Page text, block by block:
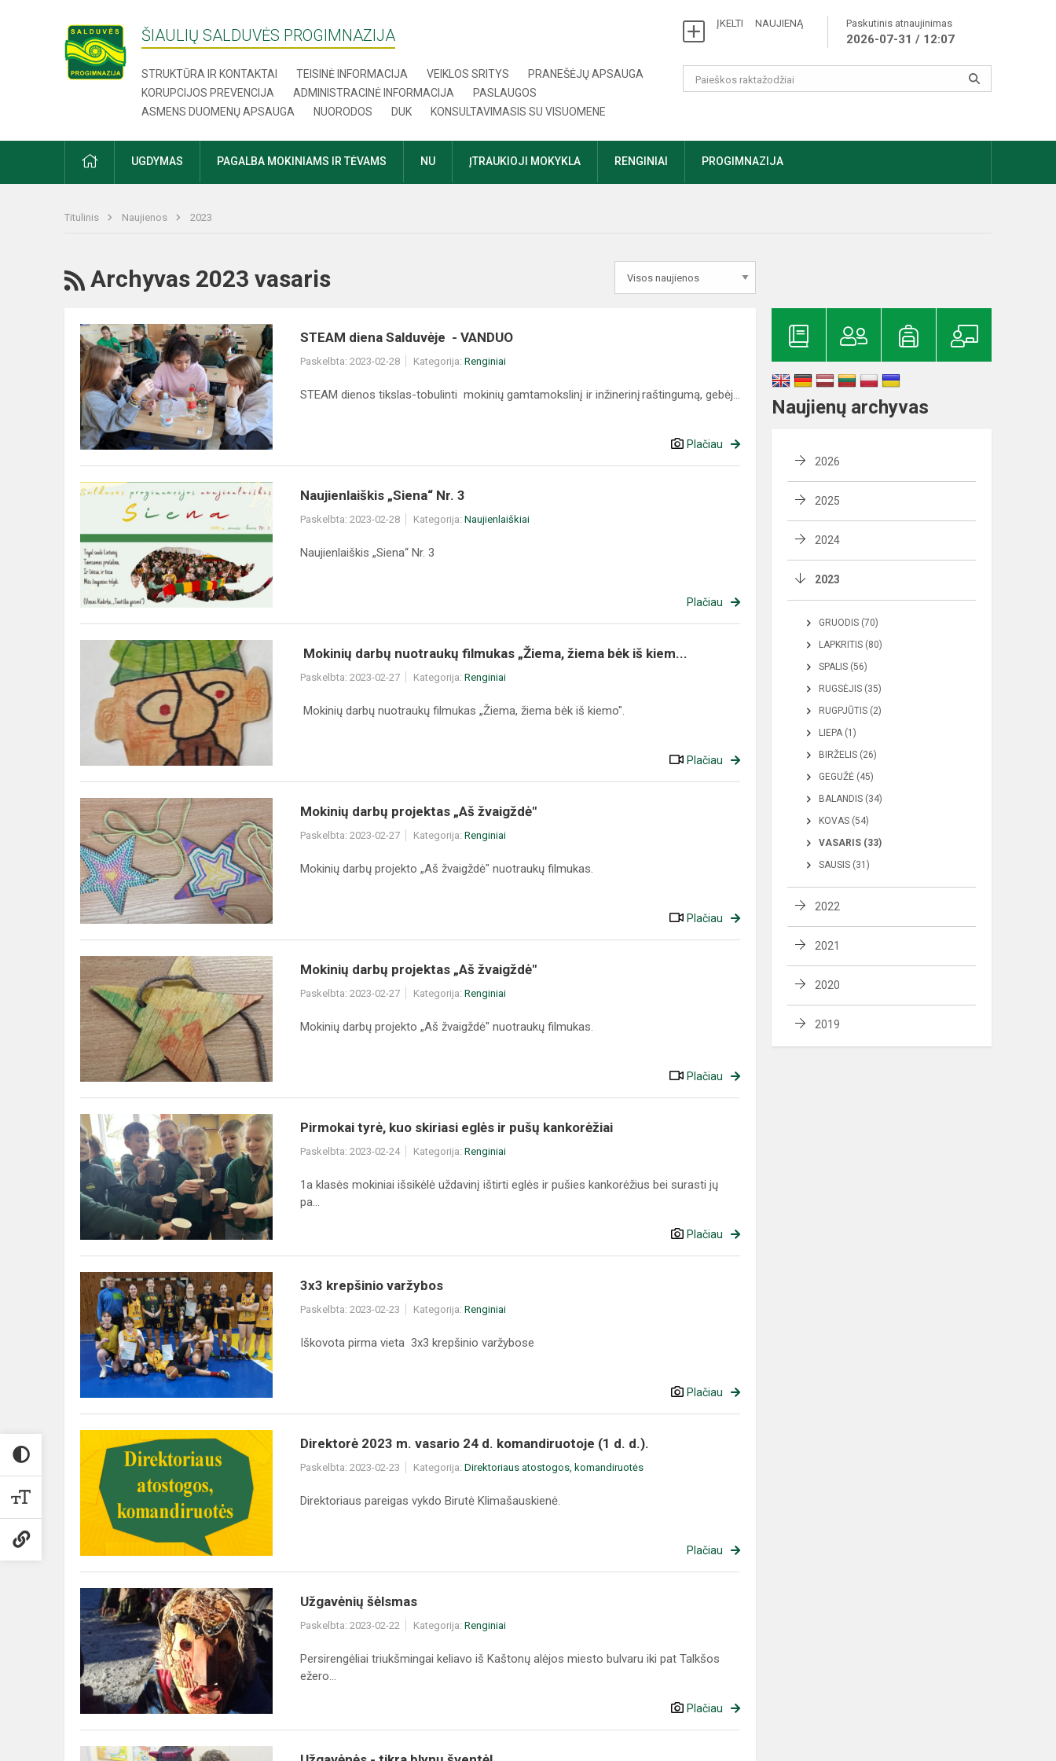
ŠIAULIŲ SALDUVĖS PROGIMNAZIJA
STRUKTŪRA IR KONTAKTAI TEISINĖ INFORMACIJA VEIKLOS SRITYS
PRANEŠĖJŲ APSAUGA
KORUPCIJOS PREVENCIJA
ADMINISTRACINĖ INFORMACIJA
PASLAUGOS
ASMENS DUOMENŲ APSAUGA
NUORODOS DUK KONSULTAVIMASIS SU VISUOMENE
ĮKELTI NAUJIENĄ Paskutinis atnaujinimas
2026-07-31 / 12:07
UGDYMAS PAGALBA MOKINIAMS IR TĖVAMS NU ĮTRAUKIOJI MOKYKLA RENGINIAI PROGIMNAZIJA
Titulinis Naujienos 2023
Archyvas 2023 vasaris
STEAM diena Salduvėje - VANDUO
Paskelbta: 2023-02-28 Kategorija: Renginiai
STEAM dienos tikslas-tobulinti mokinių gamtamokslinį ir inžinerinį raštingumą, gebėj...
Plačiau
Naujienlaiškis „Siena“ Nr. 3
Paskelbta: 2023-02-28 Kategorija: Naujienlaiškiai
Naujienlaiškis „Siena“ Nr. 3
Plačiau
Mokinių darbų nuotraukų filmukas „Žiema, žiema bėk iš kiem...
Paskelbta: 2023-02-27 Kategorija: Renginiai
Mokinių darbų nuotraukų filmukas „Žiema, žiema bėk iš kiemo".
Plačiau
Mokinių darbų projektas „Aš žvaigždė"
Paskelbta: 2023-02-27 Kategorija: Renginiai
Mokinių darbų projekto „Aš žvaigždė" nuotraukų filmukas.
Plačiau
Mokinių darbų projektas „Aš žvaigždė"
Paskelbta: 2023-02-27 Kategorija: Renginiai
Mokinių darbų projekto „Aš žvaigždė" nuotraukų filmukas.
Plačiau
Pirmokai tyrė, kuo skiriasi eglės ir pušų kankorėžiai
Paskelbta: 2023-02-24 Kategorija: Renginiai
1a klasės mokiniai išsikėlė uždavinį ištirti eglės ir pušies kankorėžius bei surasti jų
pa...
Plačiau
3x3 krepšinio varžybos
Paskelbta: 2023-02-23 Kategorija: Renginiai
Iškovota pirma vieta 3x3 krepšinio varžybose
Plačiau
Direktorė 2023 m. vasario 24 d. komandiruotoje (1 d. d.).
Paskelbta: 2023-02-23 Kategorija: Direktoriaus atostogos, komandiruotės
Direktoriaus pareigas vykdo Birutė Klimašauskienė.
Plačiau
Užgavėnių šėlsmas
Paskelbta: 2023-02-22 Kategorija: Renginiai
Persirengėliai triukšmingai keliavo iš Kaštonų alėjos miesto bulvaru iki pat Talkšos
ežero...
Plačiau
Naujienų archyvas
2026
2025
2024
2023
GRUODIS (70)
LAPKRITIS (80)
SPALIS (56)
RUGSĖJIS (35)
RUGPJŪTIS (2)
LIEPA (1)
BIRŽELIS (26)
GEGUŽĖ (45)
BALANDIS (34)
KOVAS (54)
VASARIS (33)
SAUSIS (31)
2022
2021
2020
2019